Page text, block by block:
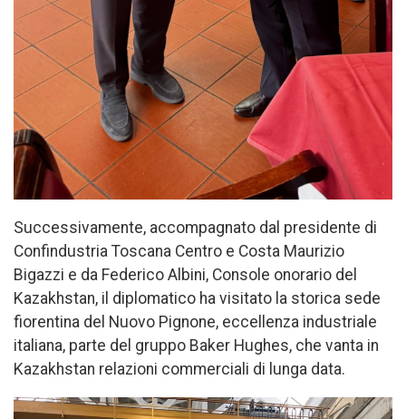
Successivamente, accompagnato dal presidente di
Confindustria Toscana Centro e Costa Maurizio
Bigazzi e da Federico Albini, Console onorario del
Kazakhstan, il diplomatico ha visitato la storica sede
fiorentina del Nuovo Pignone, eccellenza industriale
italiana, parte del gruppo Baker Hughes, che vanta in
Kazakhstan relazioni commerciali di lunga data.